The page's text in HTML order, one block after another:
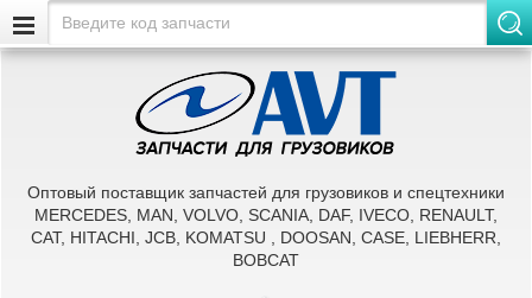
Оптовый поставщик запчастей для грузовиков и спецтехники
MERCEDES, MAN, VOLVO, SCANIA, DAF, IVECO, RENAULT,
CAT, HITACHI, JCB, KOMATSU , DOOSAN, CASE, LIEBHERR,
BOBCAT